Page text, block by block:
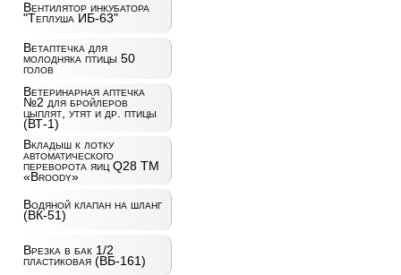
Вентилятор инкубатора
"Теплуша ИБ-63"
Ветаптечка для
молодняка птицы 50
голов
Ветеринарная аптечка
№2 для бройлеров
цыплят, утят и др. птицы
(ВТ-1)
Вкладыш к лотку
автоматического
переворота яиц Q28 ТМ
«Broody»
Водяной клапан на шланг
(ВК-51)
Врезка в бак 1/2
пластиковая (ВБ-161)